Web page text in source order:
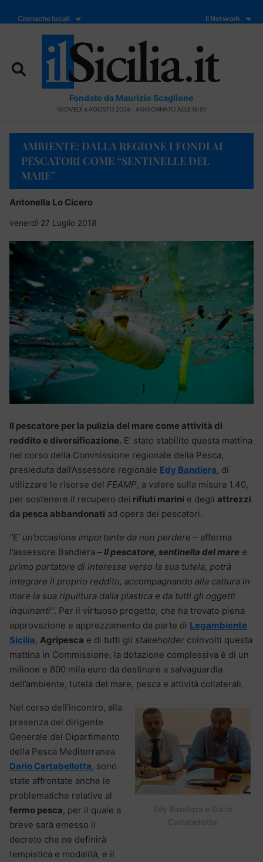
Cronache locali Il Network
Fondato da Maurizio Scaglione
GIOVEDÌ 6 AGOSTO 2026 - AGGIORNATO ALLE 18:01
AMBIENTE: DALLA REGIONE I FONDI AI
PESCATORI COME “SENTINELLE DEL
MARE”
Antonella Lo Cicero
venerdì 27 Luglio 2018
Il pescatore per la pulizia del mare come attività di
reddito e diversificazione. E’ stato stabilito questa mattina
nel corso della Commissione regionale della Pesca,
presieduta dall’Assessore regionale Edy Bandiera, di
utilizzare le risorse del FEAMP, a valere sulla misura 1.40,
per sostenere il recupero dei rifiuti marini e degli attrezzi
da pesca abbandonati ad opera dei pescatori.
“E’ un’occasione importante da non perdere – afferma
l’assessore Bandiera –Il pescatore, sentinella del mare e
primo portatore di interesse verso la sua tutela, potrà
integrare il proprio reddito, accompagnando alla cattura in
mare la sua ripulitura dalla plastica e da tutti gli oggetti
inquinanti”. Per il virtuoso progetto, che ha trovato piena
approvazione e apprezzamento da parte di Legambiente
Sicilia, Agripesca e di tutti gli stakeholder coinvolti questa
mattina in Commissione, la dotazione complessiva è di un
milione e 800 mila euro da destinare a salvaguardia
dell’ambiente, tutela del mare, pesca e attività collaterali.
Edy Bandiera e Dario
Cartabellotta
Nel corso dell’incontro, alla
presenza del dirigente
Generale del Dipartimento
della Pesca Mediterranea
Dario Cartabellotta, sono
state affrontate anche le
problematiche relative al
fermo pesca, per il quale a
breve sarà emesso il
decreto che ne definirà
tempistica e modalità, e il